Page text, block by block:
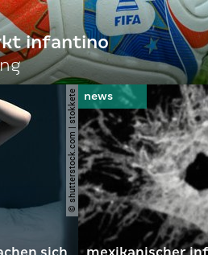
infantino
© shutterstock.com | stokkete